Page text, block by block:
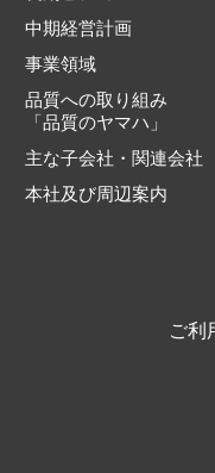
中期経営計画
事業領域
品質への取り組み
「品質のヤマハ」
主な子会社・関連会社
本社及び周辺案内
ご利